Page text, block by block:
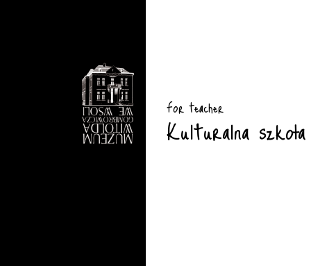
For teacher
Kulturalna